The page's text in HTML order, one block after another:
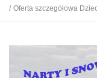
Oferta szczegółowa